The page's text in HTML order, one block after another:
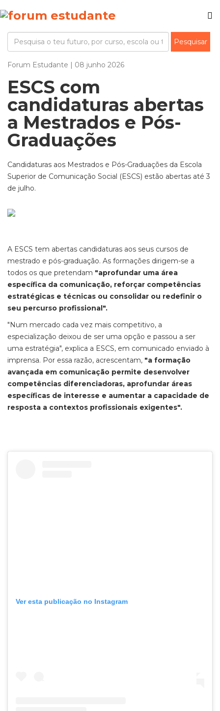
Forum Estudante | 08 junho 2026
ESCS com
candidaturas abertas
a Mestrados e Pós-
Graduações
Candidaturas aos Mestrados e Pós-Graduações da Escola
Superior de Comunicação Social (ESCS) estão abertas até 3
de julho.
A ESCS tem abertas candidaturas aos seus cursos de
mestrado e pós-graduação. As formações dirigem-se a
todos os que pretendam "aprofundar uma área
específica da comunicação, reforçar competências
estratégicas e técnicas ou consolidar ou redefinir o
seu percurso profissional".
"Num mercado cada vez mais competitivo, a
especialização deixou de ser uma opção e passou a ser
uma estratégia", explica a ESCS, em comunicado enviado à
imprensa. Por essa razão, acrescentam, "a formação
avançada em comunicação permite desenvolver
competências diferenciadoras, aprofundar áreas
específicas de interesse e aumentar a capacidade de
resposta a contextos profissionais exigentes".
Ver esta publicação no Instagram